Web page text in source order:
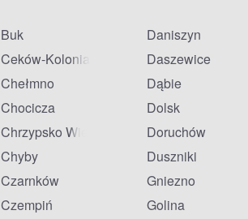
Buk
Ceków-Kolonia
Chełmno
Chocicza
Chrzypsko Wielkie
Chyby
Czarnków
Czempiń
Daniszyn
Daszewice
Dąbie
Dolsk
Doruchów
Duszniki
Gniezno
Golina